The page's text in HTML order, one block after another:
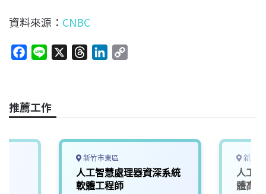
資料來源： CNBC
e
b
o
a
s
e
I
n
L
n
推薦工作
新竹市東區
人工智慧處理器資深系統
軟體工程師
新北
人工
體高